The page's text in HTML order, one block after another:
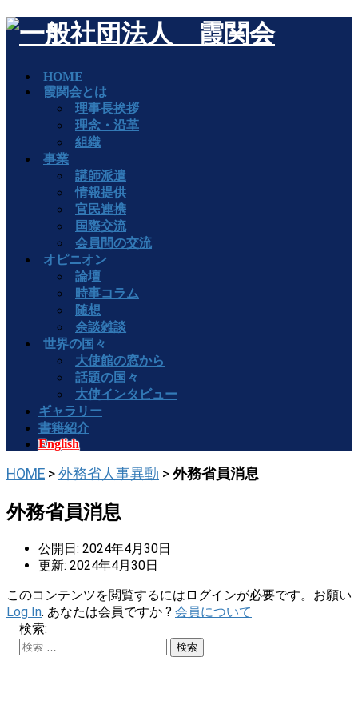
HOME
霞関会とは
理事長挨拶
理念・沿革
組織
事業
講師派遣
情報提供
官民連携
国際交流
会員間の交流
オピニオン
論壇
時事コラム
随想
余談雑談
世界の国々
大使館の窓から
話題の国々
大使インタビュー
ギャラリー
書籍紹介
English
HOME > 外務省人事異動 > 外務省員消息
外務省員消息
公開日: 2024年4月30日
更新: 2024年4月30日
このコンテンツを閲覧するにはログインが必要です。お願い
Log In. あなたは会員ですか ? 会員について
検索: